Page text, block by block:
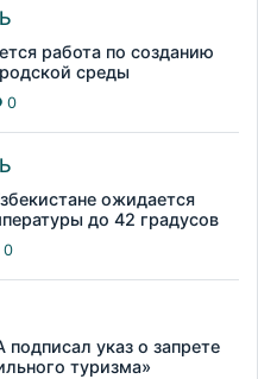
работа по созданию
среды
0
ожидается
до 42 градусов
0
указ о запрете
туризма»